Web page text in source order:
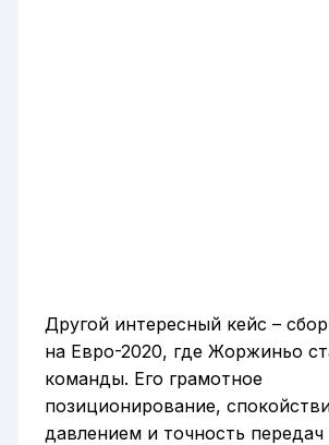
Другой интересный кейс –
на Евро-2020, где Жоржиньо
команды. Его грамотное
позиционирование,
давлением и точность передач